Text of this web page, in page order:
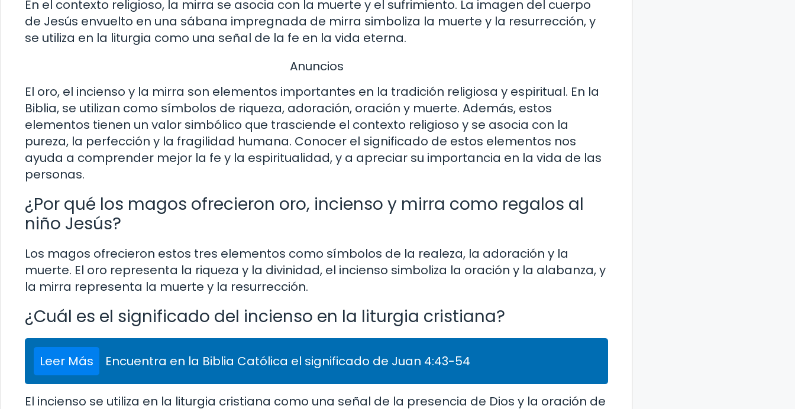
En el contexto religioso, la mirra se asocia con la muerte y el sufrimiento. La imagen del cuerpo
de Jesús envuelto en una sábana impregnada de mirra simboliza la muerte y la resurrección, y
se utiliza en la liturgia como una señal de la fe en la vida eterna.
Anuncios
El oro, el incienso y la mirra son elementos importantes en la tradición religiosa y espiritual. En la
Biblia, se utilizan como símbolos de riqueza, adoración, oración y muerte. Además, estos
elementos tienen un valor simbólico que trasciende el contexto religioso y se asocia con la
pureza, la perfección y la fragilidad humana. Conocer el significado de estos elementos nos
ayuda a comprender mejor la fe y la espiritualidad, y a apreciar su importancia en la vida de las
personas.
¿Por qué los magos ofrecieron oro, incienso y mirra como regalos al
niño Jesús?
Los magos ofrecieron estos tres elementos como símbolos de la realeza, la adoración y la
muerte. El oro representa la riqueza y la divinidad, el incienso simboliza la oración y la alabanza, y
la mirra representa la muerte y la resurrección.
¿Cuál es el significado del incienso en la liturgia cristiana?
Leer Más Encuentra en la Biblia Católica el significado de Juan 4:43-54
El incienso se utiliza en la liturgia cristiana como una señal de la presencia de Dios y la oración de